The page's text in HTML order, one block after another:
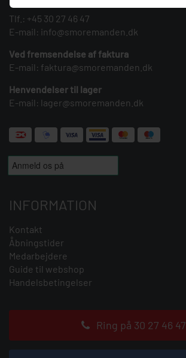
Tlf.: +45 30 27 46 47
E-mail: info@smoremanden.dk
Ved fremsendelse af faktura
E-mail: faktura@smoremanden.dk
Henvendelser til lager
E-mail: lager@smoremanden.dk
INFORMATION
Kontakt
Åbningstider
Medarbejdere
Guide til webshop
Handelsbetingelser
Ring på 30 27 46 47